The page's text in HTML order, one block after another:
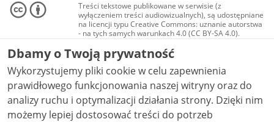
Treści tekstowe publikowane w serwisie (z
wyłączeniem treści audiowizualnych), są udostępniane
na licencji typu Creative Commons: uznanie autorstwa
- na tych samych warunkach 4.0 (CC BY-SA 4.0).
Materiały audiowizualne, w tym zdjęcia, materiały
audio i wideo, są udostępniane na licencji typu
Creative Commons: uznanie autorstwa użycie
niekomercyjne - bez utworów zależnych 4.0 (CC BY-
NC-ND 4.0), o ile nie jest to stwierdzone inaczej.
Dbamy o Twoją prywatność
Wykorzystujemy pliki cookie w celu zapewnienia
prawidłowego funkcjonowania naszej witryny oraz do
analizy ruchu i optymalizacji działania strony. Dzięki nim
możemy lepiej dostosować treści do potrzeb